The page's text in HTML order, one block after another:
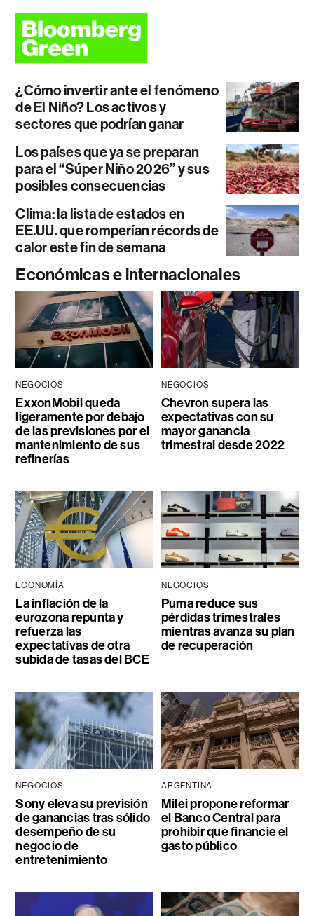
¿Cómo invertir ante el fenómeno
de El Niño? Los activos y
sectores que podrían ganar
Los países que ya se preparan
para el “Súper Niño 2026” y sus
posibles consecuencias
Clima: la lista de estados en
EE.UU. que romperían récords de
calor este fin de semana
Económicas e internacionales
NEGOCIOS
ExxonMobil queda
ligeramente por debajo
de las previsiones por el
mantenimiento de sus
refinerías
NEGOCIOS
Chevron supera las
expectativas con su
mayor ganancia
trimestral desde 2022
ECONOMÍA
La inflación de la
eurozona repunta y
refuerza las
expectativas de otra
subida de tasas del BCE
NEGOCIOS
Puma reduce sus
pérdidas trimestrales
mientras avanza su plan
de recuperación
NEGOCIOS
Sony eleva su previsión
de ganancias tras sólido
desempeño de su
negocio de
entretenimiento
ARGENTINA
Milei propone reformar
el Banco Central para
prohibir que financie el
gasto público